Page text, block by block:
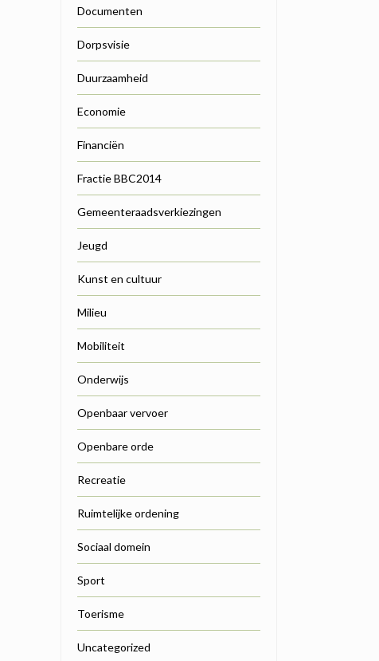
Documenten
Dorpsvisie
Duurzaamheid
Economie
Financiën
Fractie BBC2014
Gemeenteraadsverkiezingen
Jeugd
Kunst en cultuur
Milieu
Mobiliteit
Onderwijs
Openbaar vervoer
Openbare orde
Recreatie
Ruimtelijke ordening
Sociaal domein
Sport
Toerisme
Uncategorized